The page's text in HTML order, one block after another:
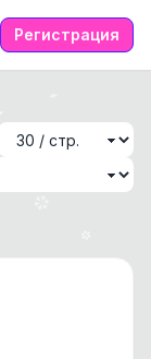
Регистрация